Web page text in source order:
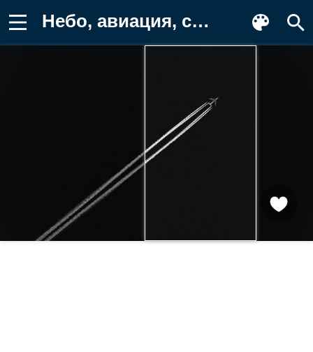
Небо, авиация, самолёт, Черно - белое Картинка